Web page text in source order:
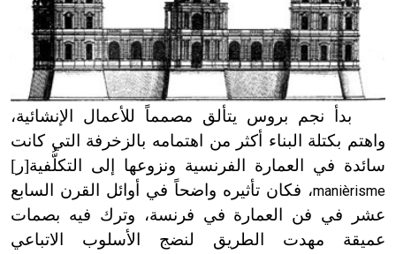
بدأ نجم بروس يتألق مصمماً للأعمال الإنشائية،
واهتم بكتلة البناء أكثر من اهتمامه بالزخرفة التي كانت
سائدة في العمارة الفرنسية ونزوعها إلى التكلُّفية[ر ]
manièrisme، فكان تأثيره واضحاً في أوائل القرن السابع
عشر في فن العمارة في فرنسة، وترك فيه بصمات
عميقة مهدت الطريق لنضج الأسلوب الاتباعي